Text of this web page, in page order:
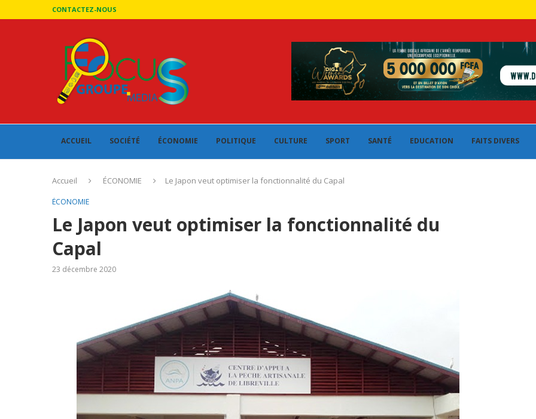
CONTACTEZ-NOUS
ACCUEIL SOCIÉTÉ ÉCONOMIE POLITIQUE CULTURE SPORT SANTÉ EDUCATION FAITS DIVERS
Accueil ÉCONOMIE Le Japon veut optimiser la fonctionnalité du Capal
ÉCONOMIE
Le Japon veut optimiser la fonctionnalité du
Capal
23 décembre 2020